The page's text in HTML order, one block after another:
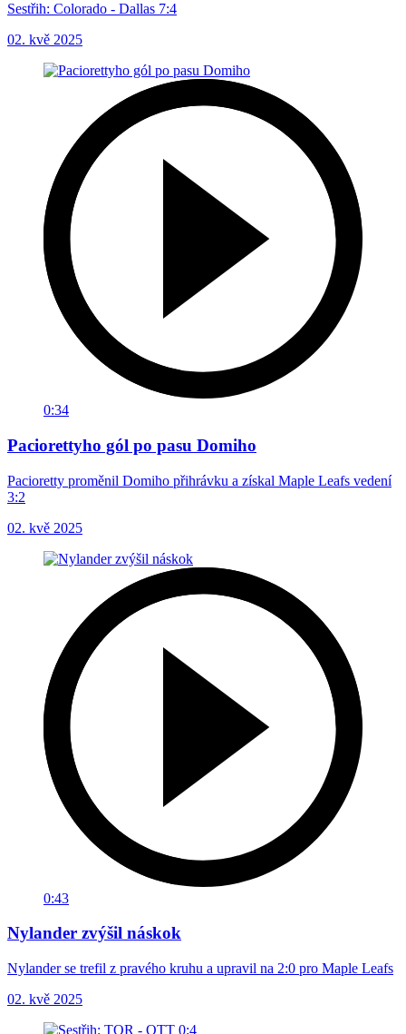
Sestřih: Colorado - Dallas 7:4
02. kvě 2025
0:34
Paciorettyho gól po pasu Domiho
Pacioretty proměnil Domiho přihrávku a získal Maple Leafs vedení
3:2
02. kvě 2025
0:43
Nylander zvýšil náskok
Nylander se trefil z pravého kruhu a upravil na 2:0 pro Maple Leafs
02. kvě 2025